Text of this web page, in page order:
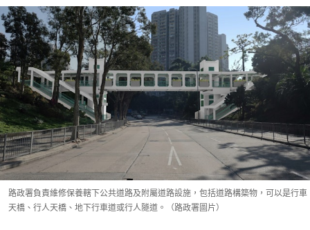
路政署負責維修保養轄下公共道路及附屬道路設施，包括道路構築物，可以是行車
天橋、行人天橋、地下行車道或行人隧道。（路政署圖片）